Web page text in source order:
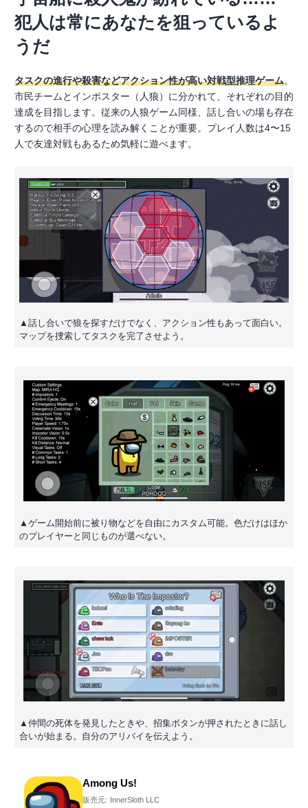
犯人は常にあなたを狙っているよ
うだ
タスクの進行や殺害などアクション性が高い対戦型推理ゲーム。
市民チームとインポスター（人狼）に分かれて、それぞれの目的
達成を目指します。従来の人狼ゲーム同様、話し合いの場も存在
するので相手の心理を読み解くことが重要。プレイ人数は4〜15
人で友達対戦もあるため気軽に遊べます。
▲話し合いで狼を探すだけでなく、アクション性もあって面白い。
マップを捜索してタスクを完了させよう。
▲ゲーム開始前に被り物などを自由にカスタム可能。色だけはほか
のプレイヤーと同じものが選べない。
▲仲間の死体を発見したときや、招集ボタンが押されたときに話し
合いが始まる。自分のアリバイを伝えよう。
Among Us!
販売元: InnerSloth LLC